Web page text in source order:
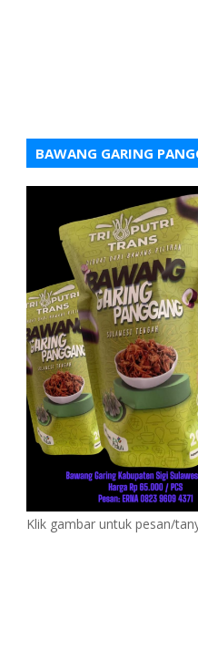
BAWANG GARING
Klik gambar untuk pesan/